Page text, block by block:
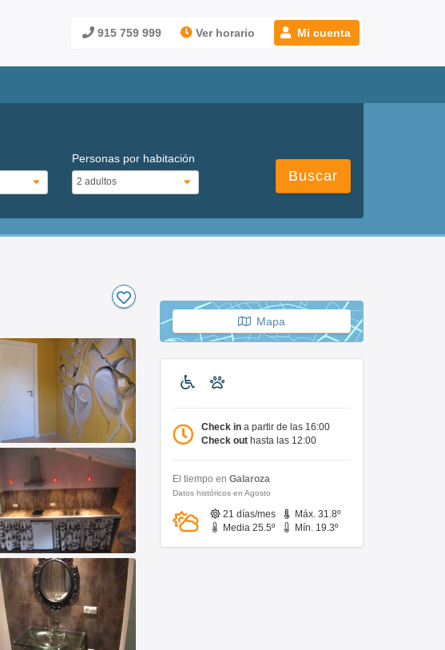
915 759 999 Ver horario Mi cuenta
Personas por habitación
Buscar
Mapa
Check in a partir de las 16:00
Check out hasta las 12:00
El tiempo en Galaroza
Datos históricos en Agosto
21 días/mes
Máx. 31.8º
Media 25.5º
Mín. 19.3º